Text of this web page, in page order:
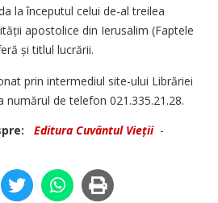
la începutul celui de-al treilea
apostolice din Ierusalim (Faptele
și titlul lucrării.
prin intermediul site-ului Librăriei
numărul de telefon 021.335.21.28.
Editura Cuvântul Vieții-